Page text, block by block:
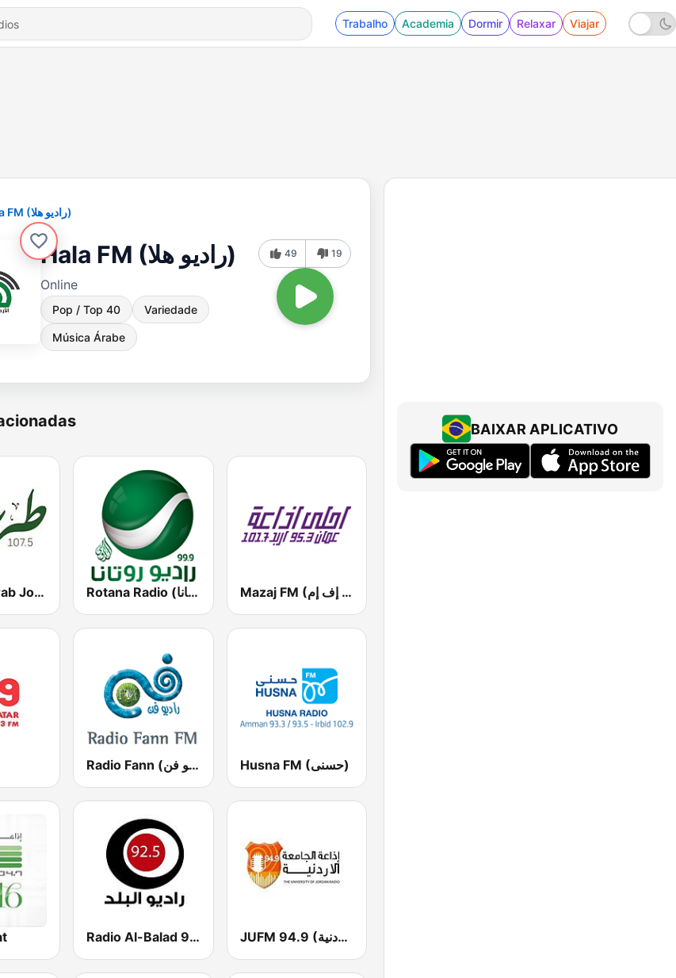
Trabalho Academia Dormir Relaxar Viajar
Hala FM (راديو هلا)
Hala FM (راديو هلا)
Online
Pop / Top 40 Variedade
Música Árabe
49 19
Rotana Tarab Jordan ( راديو روتانا طرب الاردن) Rotana Radio (راديو روتانا) Mazaj FM (مزاج إف إم)
Radio Fann (راديو فن) Husna FM (حسنى)
Radio Al-Balad 92.5 (راديو البلد) JUFM 94.9 (إذاعة الجامعة الأردنية)
BAIXAR APLICATIVO